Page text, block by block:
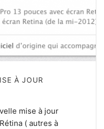
À JOUR
mise à jour
( autres à